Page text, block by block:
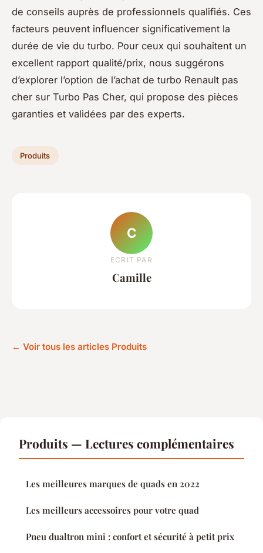
de conseils auprès de professionnels qualifiés. Ces
facteurs peuvent influencer significativement la
durée de vie du turbo. Pour ceux qui souhaitent un
excellent rapport qualité/prix, nous suggérons
d’explorer l’option de l’achat de turbo Renault pas
cher sur Turbo Pas Cher, qui propose des pièces
garanties et validées par des experts.
Produits
C
ECRIT PAR
Camille
← Voir tous les articles Produits
Produits — Lectures complémentaires
Les meilleures marques de quads en 2022
Les meilleurs accessoires pour votre quad
Pneu dualtron mini : confort et sécurité à petit prix